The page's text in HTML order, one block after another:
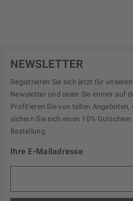
NEWSLETTER
Registrieren Sie sich jetzt für
Newsletter und seien Sie immer auf
Profitieren Sie von tollen
sichern Sie sich einen 10%
Bestellung.
Ihre E-Mailadresse